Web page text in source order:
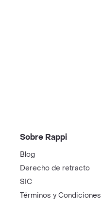
Sobre Rappi
Blog
Derecho de retracto
SIC
Términos y Condiciones